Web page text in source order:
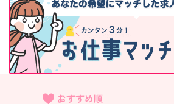
九州・沖縄
美容外科、
循環器内科など
未経験歓迎
年収
年収500万円以上など
雇用形
正社員、
おすすめ順